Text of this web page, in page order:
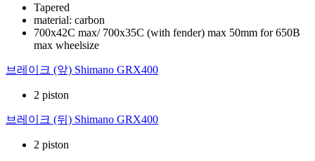
Tapered
material: carbon
700x42C max/ 700x35C (with fender) max 50mm for 650B
max wheelsize
브레이크 (앞) Shimano GRX400
2 piston
브레이크 (뒤) Shimano GRX400
2 piston